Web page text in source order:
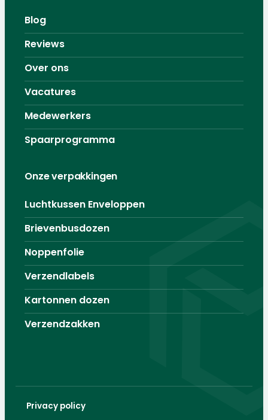
Blog
Reviews
Over ons
Vacatures
Medewerkers
Spaarprogramma
Onze verpakkingen
Luchtkussen Enveloppen
Brievenbusdozen
Noppenfolie
Verzendlabels
Kartonnen dozen
Verzendzakken
Privacy policy